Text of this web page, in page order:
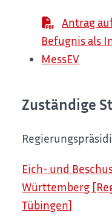
Antrag
Befugnis als
MessEV
Zuständige
Eich- und
Württemberg
Tübingen]